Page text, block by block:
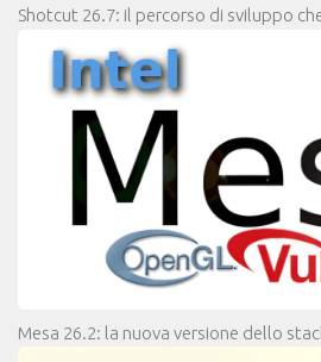
Shotcut 26.7: il percorso di sviluppo
Mesa 26.2: la nuova versione dello